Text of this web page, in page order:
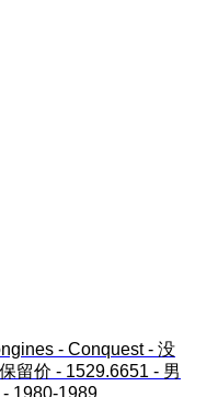
- Conquest - 没
留价 - 1529.6651 - 男